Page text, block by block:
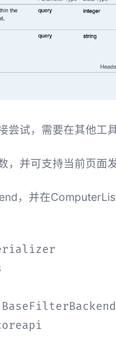
试，需要在其他工
并可支持当前页面发
，并在